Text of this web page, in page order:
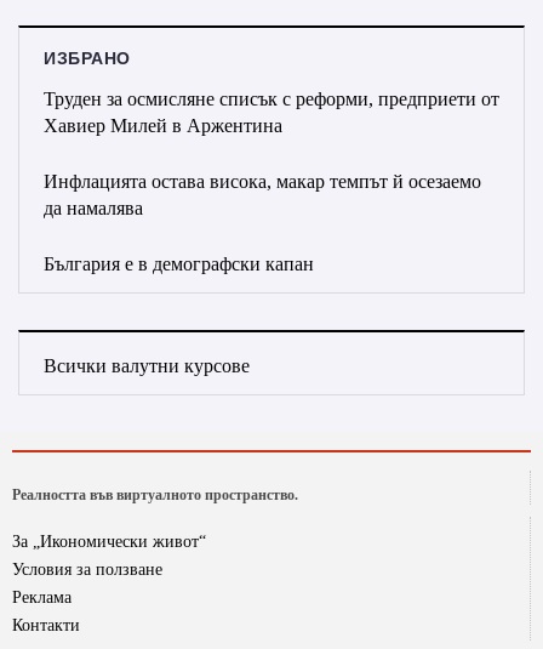
ИЗБРАНО
Труден за осмисляне списък с реформи, предприети от
Хавиер Милей в Аржентина
Инфлацията остава висока, макар темпът й осезаемо
да намалява
България е в демографски капан
Всички валутни курсове
Реалността във виртуалното пространство.
За „Икономически живот“
Условия за ползване
Реклама
Контакти